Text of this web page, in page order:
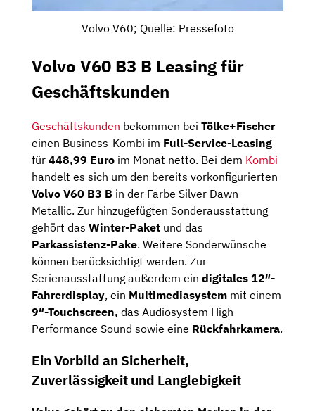
Volvo V60; Quelle: Pressefoto
Volvo V60 B3 B Leasing für
Geschäftskunden
Geschäftskunden bekommen bei Tölke+Fischer
einen Business-Kombi im Full-Service-Leasing
für 448,99 Euro im Monat netto. Bei dem Kombi
handelt es sich um den bereits vorkonfigurierten
Volvo V60 B3 B in der Farbe Silver Dawn
Metallic. Zur hinzugefügten Sonderausstattung
gehört das Winter-Paket und das
Parkassistenz-Pake. Weitere Sonderwünsche
können berücksichtigt werden. Zur
Serienausstattung außerdem ein digitales 12″-
Fahrerdisplay, ein Multimediasystem mit einem
9″-Touchscreen, das Audiosystem High
Performance Sound sowie eine Rückfahrkamera.
Ein Vorbild an Sicherheit,
Zuverlässigkeit und Langlebigkeit